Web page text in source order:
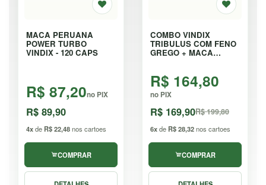
MACA PERUANA
POWER TURBO
VINDIX - 120 CAPS
R$ 87,20no PIX
R$ 89,90
4xde R$ 22,48nos cartoes
COMPRAR
COMBO VINDIX
TRIBULUS COM FENO
GREGO + MACA
R$ 164,80
no PIX
R$ 169,90R$ 199,80
6xde R$ 28,32nos cartoes
COMPRAR